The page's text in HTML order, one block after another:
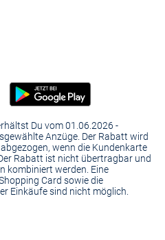
Du vom 01.06.2026 -
Anzüge. Der Rabatt wird
wenn die Kundenkarte
Rabatt ist nicht übertragbar und
kombiniert werden. Eine
Card sowie die
Einkäufe sind nicht möglich.